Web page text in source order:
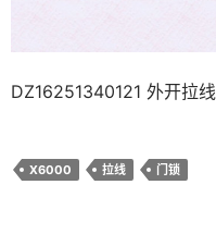
DZ16251340121 外开拉线
X6000 拉线 门锁